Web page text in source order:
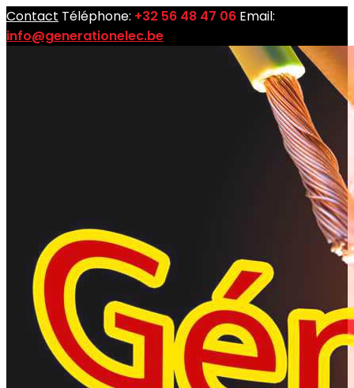
Contact Téléphone: +32 56 48 47 06 Email:
info@generationelec.be